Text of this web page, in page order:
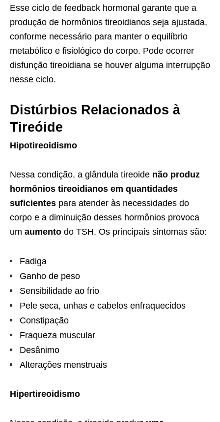
Esse ciclo de feedback hormonal garante que a
produção de hormônios tireoidianos seja ajustada,
conforme necessário para manter o equilíbrio
metabólico e fisiológico do corpo. Pode ocorrer
disfunção tireoidiana se houver alguma interrupção
nesse ciclo.
Distúrbios Relacionados à
Tireóide
Hipotireoidismo
Nessa condição, a glândula tireoide não produz
hormônios tireoidianos em quantidades
suficientes para atender às necessidades do
corpo e a diminuição desses hormônios provoca
um aumento do TSH. Os principais sintomas são:
Fadiga
Ganho de peso
Sensibilidade ao frio
Pele seca, unhas e cabelos enfraquecidos
Constipação
Fraqueza muscular
Desânimo
Alterações menstruais
Hipertireoidismo